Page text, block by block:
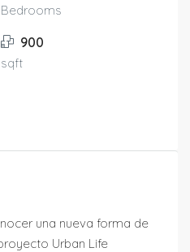
Bedrooms
900
sqft
una nueva forma de
Urban Life